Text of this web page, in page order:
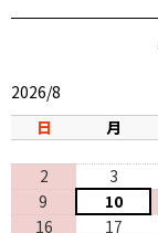
2026/8
日
月
2
3
9
10
16
17